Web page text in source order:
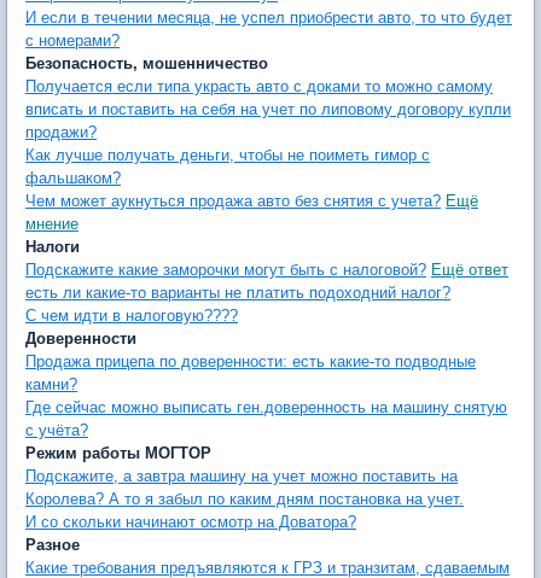
И если в течении месяца, не успел приобрести авто, то что будет
с номерами?
Безопасность, мошенничество
Получается если типа украсть авто с доками то можно самому
вписать и поставить на себя на учет по липовому договору купли
продажи?
Как лучше получать деньги, чтобы не поиметь гимор с
фальшаком?
Чем может аукнуться продажа авто без снятия с учета? Ещё
мнение
Налоги
Подскажите какие заморочки могут быть с налоговой? Ещё ответ
есть ли какие-то варианты не платить подоходний налог?
С чем идти в налоговую????
Доверенности
Продажа прицепа по доверенности: есть какие-то подводные
камни?
Где сейчас можно выписать ген.доверенность на машину снятую
с учёта?
Режим работы МОГТОР
Подскажите, а завтра машину на учет можно поставить на
Королева? А то я забыл по каким дням постановка на учет.
И со скольки начинают осмотр на Доватора?
Разное
Какие требования предъявляются к ГРЗ и транзитам, сдаваемым